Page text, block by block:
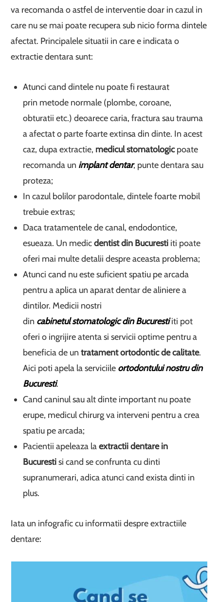
va recomanda o astfel de interventie doar in cazul in
care nu se mai poate recupera sub nicio forma dintele
afectat. Principalele situatii in care e indicata o
extractie dentara sunt:
Atunci cand dintele nu poate fi restaurat
prin metode normale (plombe, coroane,
obturatii etc.) deoarece caria, fractura sau trauma
a afectat o parte foarte extinsa din dinte. In acest
caz, dupa extractie, medicul stomatologicpoate
recomanda un implant dentar, punte dentara sau
proteza;
In cazul bolilor parodontale, dintele foarte mobil
trebuie extras;
Daca tratamentele de canal, endodontice,
esueaza. Un medicdentist din Bucuresti iti poate
oferi mai multe detalii despre aceasta problema;
Atunci cand nu este suficient spatiu pe arcada
pentru a aplica un aparat dentar de aliniere a
dintilor. Medicii nostri
din cabinetul stomatologic din Bucurestiiti pot
oferi o ingrijire atenta si servicii optime pentru a
beneficia de untratament ortodontic de calitate.
Aici poti apela la serviciile ortodontului nostru din
Bucuresti.
Cand caninul sau alt dinte important nu poate
erupe, medicul chirurg va interveni pentru a crea
spatiu pe arcada;
Pacientii apeleaza laextractii dentare in
Bucurestisi cand se confrunta cu dinti
supranumerari, adica atunci cand exista dinti in
plus.
Iata un infografic cu informatii despre extractiile
dentare: